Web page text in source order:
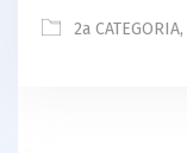
2a CATEGORIA,